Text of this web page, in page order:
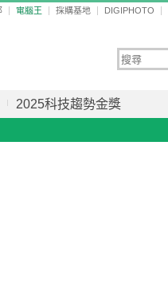
電腦王 採購基地 DIGIPHOTO
2025科技趨勢金獎